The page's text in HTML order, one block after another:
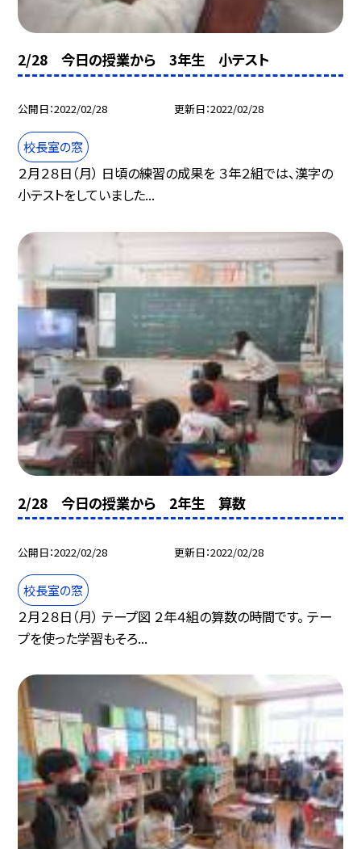
2/28 今日の授業から 3年生 小テスト
公開日 2022/02/28 更新日 2022/02/28
校長室の窓
２月２８日（月） 日頃の練習の成果を ３年２組では、漢字の
小テストをしていました...
2/28 今日の授業から 2年生 算数
公開日 2022/02/28 更新日 2022/02/28
校長室の窓
２月２８日（月） テープ図 ２年４組の算数の時間です。 テー
プを使った学習もそろ...